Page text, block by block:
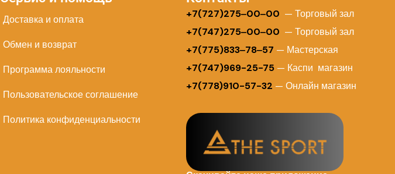
Доставка и оплата
Обмен и возврат
Программа лояльности
Пользовательское соглашение
Политика конфиденциальности
+7(727)275‒00‒00 — Торговый зал
+7(747)275‒00‒00 — Торговый зал
+7(775)833‒78‒57 — Мастерская
+7(747)969-25-75— Каспи магазин
+7(778)910-57-32 — Онлайн магазин